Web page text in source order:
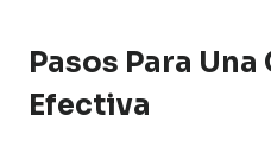
Pasos Para
Efectiva